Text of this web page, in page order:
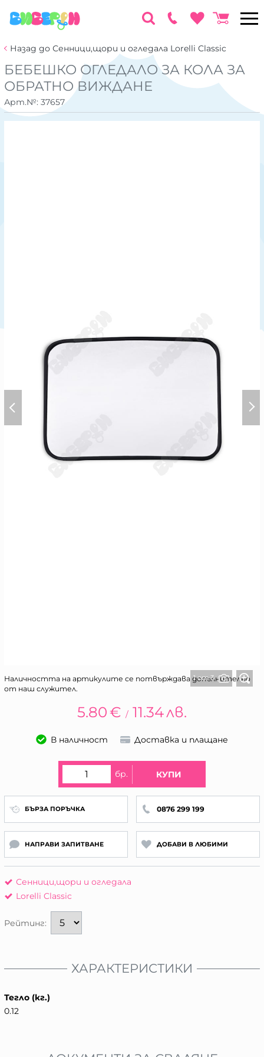
Назад до Сенници,щори и огледала Lorelli Classic
БЕБЕШКО ОГЛЕДАЛО ЗА КОЛА ЗА
ОБРАТНО ВИЖДАНЕ
Арт.№: 37657
1 от 3
Наличността на артикулите се потвърждава допълнително
от наш служител.
5.80€ / 11.34лв.
В наличност Доставка и плащане
бр. КУПИ
БЪРЗА ПОРЪЧКА 0876 299 199
НАПРАВИ ЗАПИТВАНЕ ДОБАВИ В ЛЮБИМИ
Сенници,щори и огледала
Lorelli Classic
Рейтинг:
ХАРАКТЕРИСТИКИ
Тегло (кг.)
0.12